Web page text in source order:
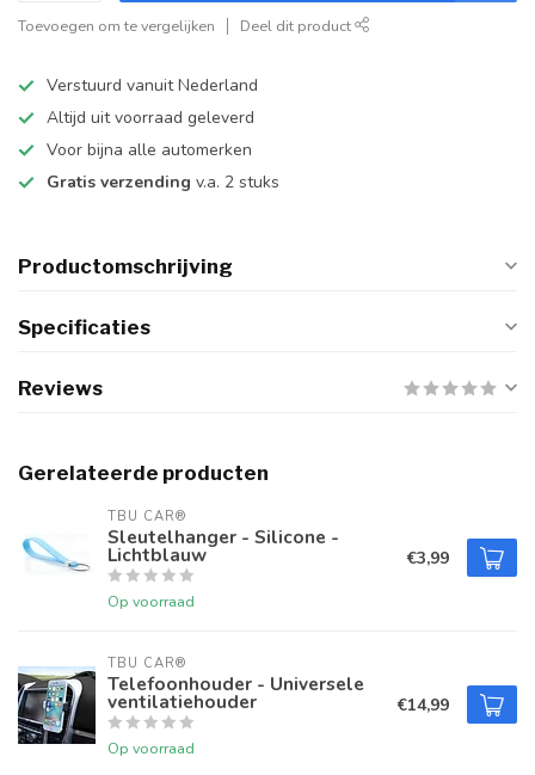
Toevoegen om te vergelijken Deel dit product
Verstuurd vanuit Nederland
Altijd uit voorraad geleverd
Voor bijna alle automerken
Gratis verzending v.a. 2 stuks
Productomschrijving
Specificaties
Reviews
Gerelateerde producten
TBU CAR®
Sleutelhanger - Silicone -
Lichtblauw
Op voorraad
€3,99
TBU CAR®
Telefoonhouder - Universele
ventilatiehouder
Op voorraad
€14,99